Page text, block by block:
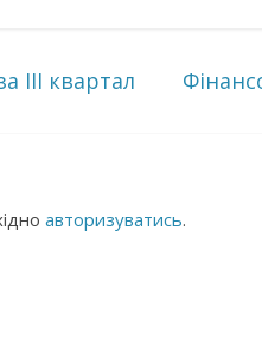
ІІІ квартал
авторизуватись.